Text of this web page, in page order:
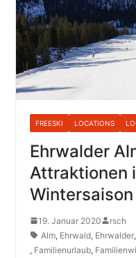
FREESKI LOCATIONS
Ehrwalder
Attraktionen
Wintersaison
19. Januar 2020
rsch
Alm, Ehrwald, Ehrwalder,
, Familienurlaub,